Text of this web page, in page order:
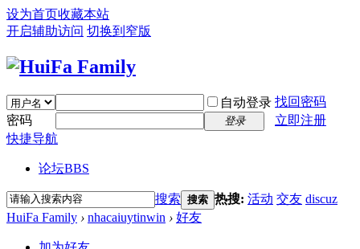
设为首页收藏本站
开启辅助访问 切换到窄版
自动登录 找回密码
密码
登录
立即注册
快捷导航
论坛BBS
搜索 搜索 热搜: 活动 交友 discuz
HuiFa Family › nhacaiuytinwin › 好友